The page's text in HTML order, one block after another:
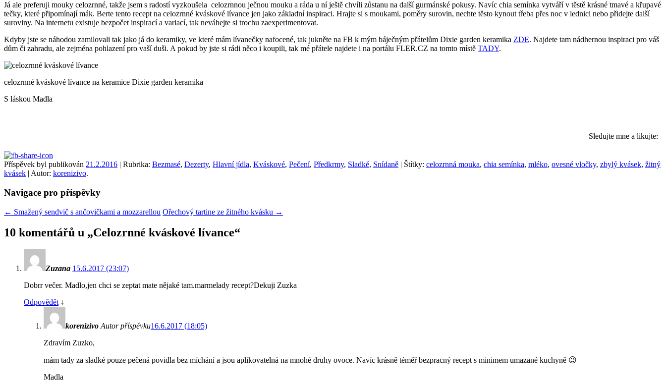
Já ale preferuji mouky celozrnné, takže jsem s radostí vyzkoušela celozrnnou ječnou mouku a ráda u ní ještě chvíli zůstanu na další gurmánské pokusy. Navíc chia semínka vytváří v těstě krásné tmavé a křupavé
tečky, které připomínají mák. Berte tento recept na celozrnné kváskové lívance jen jako základní inspiraci. Hrajte si s moukami, poměry surovin, nechte těsto kynout třeba přes noc v lednici nebo přidejte další
suroviny. Na internetu existuje bezpočet inspirací a variací, tak neváhejte si trochu zaexperimentovat.
Kdyby jste se náhodou zamilovali tak jako já do keramiky, ve které mám lívanečky nafocené, tak jukněte na FB k mým báječným přátelům Dixie garden keramika ZDE. Najdete tam nádhernou inspiraci pro váš
dům či zahradu, ale zejména pohlazení pro vaší duši. A pokud by jste si rádi něco i koupili, tak mé přátele najdete i na portálu FLER.CZ na tomto místě TADY.
celozrnné kváskové lívance na keramice Dixie garden keramika
S láskou Madla
Sledujte mne a likujte:
Příspěvek byl publikován 21.2.2016 | Rubrika: Bezmasé, Dezerty, Hlavní jídla, Kváskové, Pečení, Předkrmy, Sladké, Snídaně | Štítky: celozrnná mouka, chia semínka, mléko, ovesné vločky, zbylý kvásek, žitný
kvásek | Autor: korenizivo.
Navigace pro příspěvky
← Smažený sendvič s ančovičkami a mozzarellou Ořechový tartine ze žitného kvásku →
10 komentářů u „Celozrnné kváskové lívance“
Zuzana 15.6.2017 (23:07)
Dobrr večer. Madlo,jen chci se zeptat mate nějaké tam.marmelady recept?Dekuji Zuzka
Odpovědět ↓
korenizivo Autor příspěvku16.6.2017 (18:05)
Zdravím Zuzko,
mám tady za sladké pouze pečená povidla bez míchání a jsou aplikovatelná na mnohé druhy ovoce. Navíc krásně téměř bezpracný recept s minimem umazané kuchyně 😉
Madla